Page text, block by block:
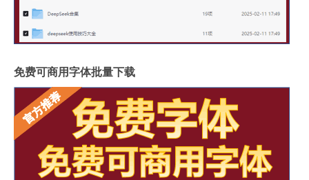
免费可商用字体批量下载